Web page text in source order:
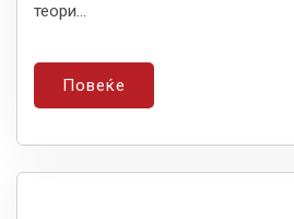
теори...
Повеќе